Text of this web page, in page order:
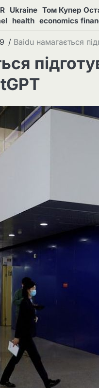
Ukraine Том Купер
health economics
9 Baidu намагається